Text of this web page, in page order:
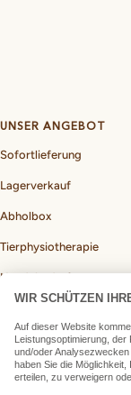
UNSER ANGEBOT
Sofortlieferung
Lagerverkauf
Abholbox
Tierphysiotherapie
Hundebedarf